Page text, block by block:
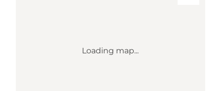
Loading map...